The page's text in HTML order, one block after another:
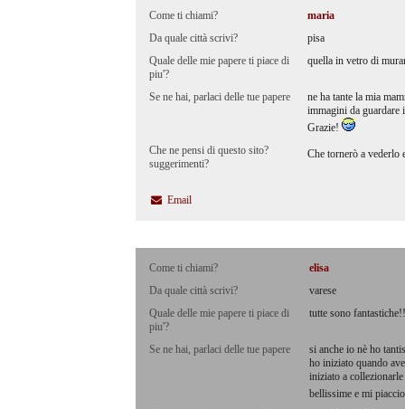
Come ti chiami?
maria
Da quale città scrivi?
pisa
Quale delle mie papere ti piace di
piu'?
quella in vetro di
Se ne hai, parlaci delle tue papere
ne ha tante la mia
immagini da guardare
Grazie!
Che ne pensi di questo sito?
suggerimenti?
Che tornerò a vederlo
Email
Come ti chiami?
elisa
Da quale città scrivi?
varese
Quale delle mie papere ti piace di
piu'?
tutte sono
Se ne hai, parlaci delle tue papere
si anche io nè ho
ho iniziato quando
iniziato a
bellissime e mi